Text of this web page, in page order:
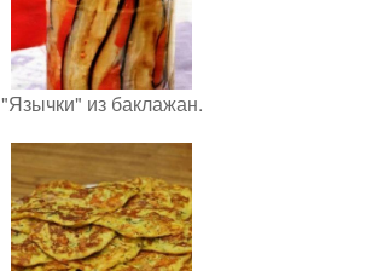
"Язычки" из баклажан.